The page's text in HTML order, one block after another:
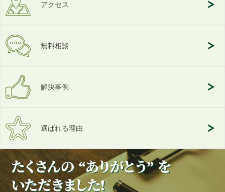
アクセス
無料相談
解決事例
選ばれる理由